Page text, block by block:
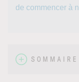
de commencer à
SOMMAIRE